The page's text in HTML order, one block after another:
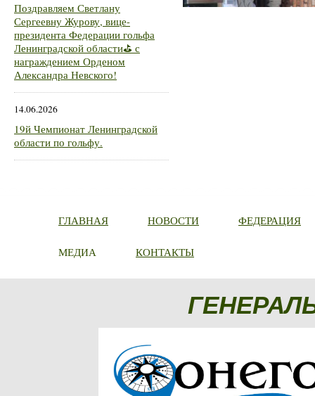
Поздравляем Светлану
Сергеевну Журову, вице-
президента Федерации гольфа
Ленинградской области⛳ с
награждением Орденом
Александра Невского!
14.06.2026
19й Чемпионат Ленинградской
области по гольфу.
ГЛАВНАЯ НОВОСТИ ФЕДЕРАЦИЯ
МЕДИА КОНТАКТЫ